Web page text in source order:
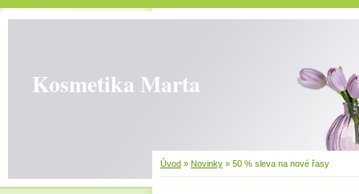
Kosmetika Marta
Úvod » Novinky » 50 % sleva na nové řasy